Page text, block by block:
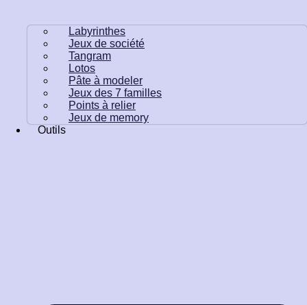
Labyrinthes
Jeux de société
Tangram
Lotos
Pâte à modeler
Jeux des 7 familles
Points à relier
Jeux de memory
Outils